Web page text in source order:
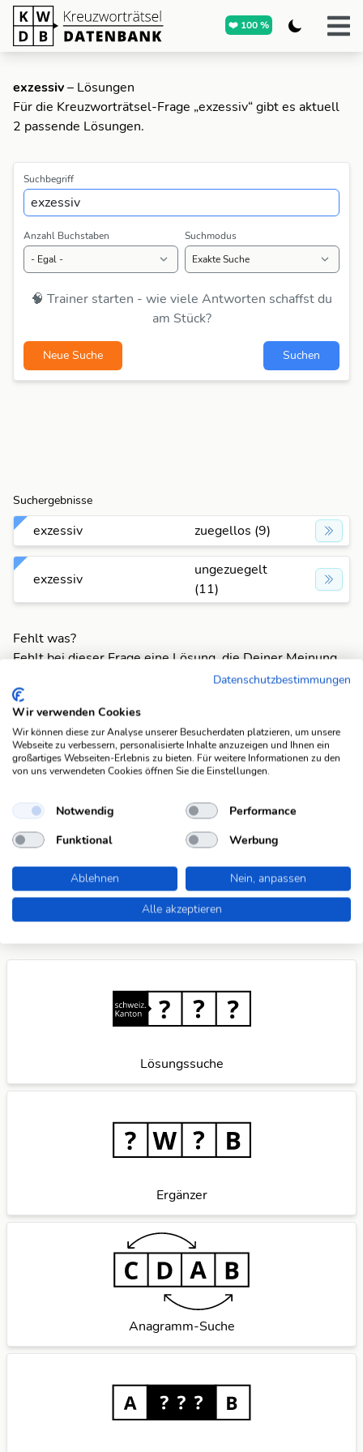
❤️ 100 %
exzessiv– Lösungen
Für die Kreuzworträtsel-Frage „exzessiv“ gibt es aktuell
2 passende Lösungen.
Suchbegriff
Anzahl Buchstaben Suchmodus
🧠 Trainer starten - wie viele Antworten schaffst du
am Stück?
Neue Suche Suchen
Suchergebnisse
exzessiv zuegellos (9)
exzessiv
ungezuegelt
(11)
Fehlt was?
Fehlt bei dieser Frage eine Lösung, die Deiner Meinung
nach unbedingt da sein sollte? Füge Deine eigene Lösung
hinzu und bereichere unsere Datenbank!
Mach mit und registriere dich! oder melde dich an
Suchfunktionen
verschiedene Arten von Rätseln, darunter Schüttelrätsel,
Anagramme, Brückenrätsel, Schwedenrätsel und
meisterst du spielend leicht jede Herausforderung. Wenn
du weitere Ideen für nützliche Suchfunktionen hast,teile
und wir verbessern unser Angebot gerne
Lösungssuche
Ergänzer
Anagramm-Suche
Datenschutzbestimmungen
Wir verwenden Cookies
Wir können diese zur Analyse unserer Besucherdaten platzieren, um unsere
Webseite zu verbessern, personalisierte Inhalte anzuzeigen und Ihnen ein
großartiges Webseiten-Erlebnis zu bieten. Für weitere Informationen zu den
von uns verwendeten Cookies öffnen Sie die Einstellungen.
Notwendig
Performance
Funktional
Werbung
Ablehnen
Nein, anpassen
Alle akzeptieren